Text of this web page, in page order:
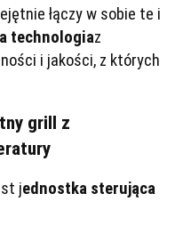
łączy w sobie te i
technologiaz
i jakości, z których
grill z
jednostka sterująca